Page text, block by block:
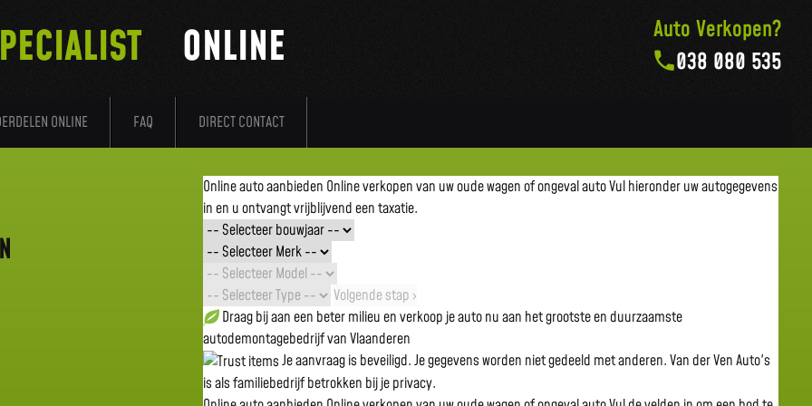
ONLINE FAQ DIRECT CONTACT
ONLINE
Auto Verkopen?
038 080 535
Online auto aanbieden Online verkopen van uw oude wagen of ongeval autoVul hieronder uw autogegevens
in en u ontvangt vrijblijvend een taxatie.
Volgende stap ›
Draag bij aan een beter milieu en verkoop je auto nu aan het grootste en duurzaamste
autodemontagebedrijf van Vlaanderen
Je aanvraag is beveiligd. Je gegevens worden niet gedeeld met anderen. Van der Ven Auto's
is als familiebedrijf betrokken bij je privacy.